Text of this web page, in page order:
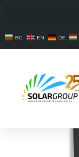
BG EN DE